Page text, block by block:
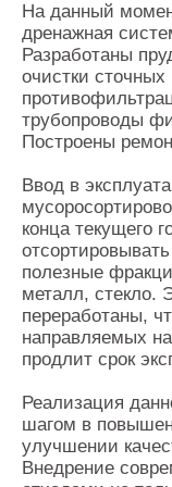
На данный
дренажная
Разработаны
очистки
трубопроводы
Построены
Ввод в
конца текущего
полезные
металл, стекло.
переработаны,
направляемых
продлит срок
Реализация
шагом в
улучшении
Внедрение